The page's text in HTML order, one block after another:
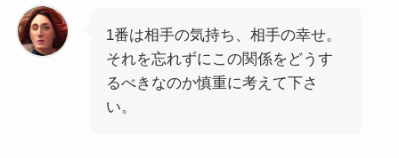
1番は相手の気持ち、相手の幸せ。
それを忘れずにこの関係をどうす
るべきなのか慎重に考えて下さ
い。